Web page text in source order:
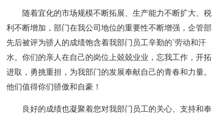
随着宜化的市场规模不断拓展、生产能力不断扩大、税
利不断增加，部门在我公司地位的重要性不断增强，企管部
先后被评为骄人的成绩饱含着我部门员工辛勤的`劳动和汗
水。你们的亲人在自己的岗位上兢兢业业，忘我工作，开拓
进取，勇挑重担，为我部门的发展奉献自己的青春和力量。
他们值得你们骄傲和自豪！
良好的成绩也凝聚着您对我部门员工的关心、支持和奉